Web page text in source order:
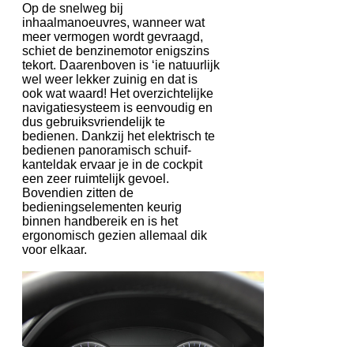
Op de snelweg bij
inhaalmanoeuvres, wanneer wat
meer vermogen wordt gevraagd,
schiet de benzinemotor enigszins
tekort. Daarenboven is ‘ie natuurlijk
wel weer lekker zuinig en dat is
ook wat waard! Het overzichtelijke
navigatiesysteem is eenvoudig en
dus gebruiksvriendelijk te
bedienen. Dankzij het elektrisch te
bedienen panoramisch schuif-
kanteldak ervaar je in de cockpit
een zeer ruimtelijk gevoel.
Bovendien zitten de
bedieningselementen keurig
binnen handbereik en is het
ergonomisch gezien allemaal dik
voor elkaar.